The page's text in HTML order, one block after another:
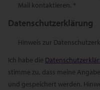
Mail kontaktieren. *
Datenschutzerklärung
Hinweis zur
Ich habe die
stimme zu, dass meine
und gespeichert werden.